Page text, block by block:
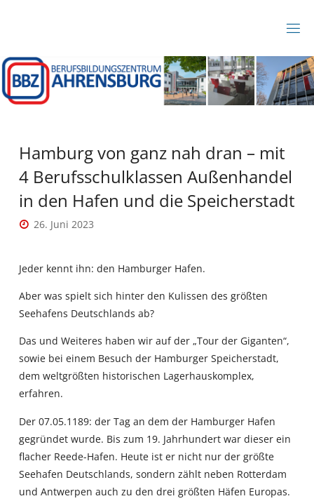
BZ
A
HR
B
R
Hamburg von ganz nah dran – mit
4 Berufsschulklassen Außenhandel
in den Hafen und die Speicherstadt
26. Juni 2023
Jeder kennt ihn: den Hamburger Hafen.
Aber was spielt sich hinter den Kulissen des größten
Seehafens Deutschlands ab?
Das und Weiteres haben wir auf der „Tour der Giganten“,
sowie bei einem Besuch der Hamburger Speicherstadt,
dem weltgrößten historischen Lagerhauskomplex,
erfahren.
Der 07.05.1189: der Tag an dem der Hamburger Hafen
gegründet wurde. Bis zum 19. Jahrhundert war dieser ein
flacher Reede-Hafen. Heute ist er nicht nur der größte
Seehafen Deutschlands, sondern zählt neben Rotterdam
und Antwerpen auch zu den drei größten Häfen Europas.